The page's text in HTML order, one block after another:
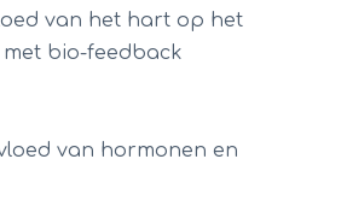
van het hart op het
bio-feedback
van hormonen en